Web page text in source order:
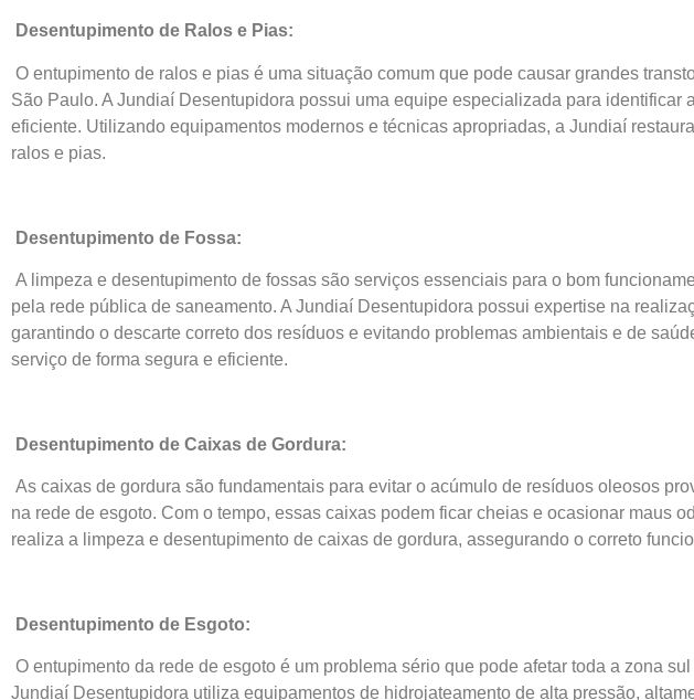
Desentupimento de Ralos e Pias:
O entupimento de ralos e pias é uma situação comum que pode causar grandes
São Paulo. A Jundiaí Desentupidora possui uma equipe especializada para
eficiente. Utilizando equipamentos modernos e técnicas apropriadas, a Jundiaí
ralos e pias.
Desentupimento de Fossa:
A limpeza e desentupimento de fossas são serviços essenciais para o bom
pela rede pública de saneamento. A Jundiaí Desentupidora possui expertise na
garantindo o descarte correto dos resíduos e evitando problemas ambientais e de
serviço de forma segura e eficiente.
Desentupimento de Caixas de Gordura:
As caixas de gordura são fundamentais para evitar o acúmulo de resíduos oleosos
na rede de esgoto. Com o tempo, essas caixas podem ficar cheias e ocasionar maus
realiza a limpeza e desentupimento de caixas de gordura, assegurando o correto
Desentupimento de Esgoto:
O entupimento da rede de esgoto é um problema sério que pode afetar toda a zona
Jundiaí Desentupidora utiliza equipamentos de hidrojateamento de alta pressão,